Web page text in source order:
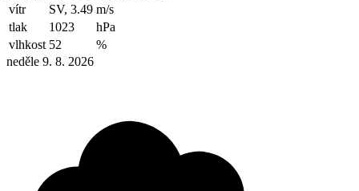
vítr
SV, 3.49 m/s
tlak
1023
hPa
vlhkost 52
%
neděle 9. 8. 2026